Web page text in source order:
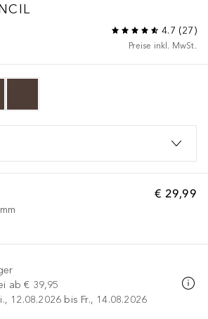
4.7 (27)
Preise inkl. MwSt.
€ 29,99
ab € 39,95
12.08.2026 bis Fr., 14.08.2026